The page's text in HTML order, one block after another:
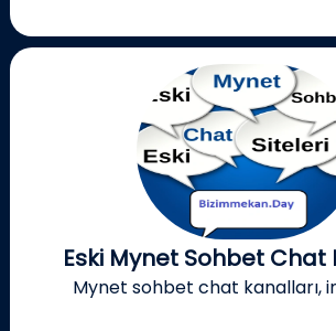
Eski Mynet Sohbet Chat
Mynet sohbet chat kanalları,